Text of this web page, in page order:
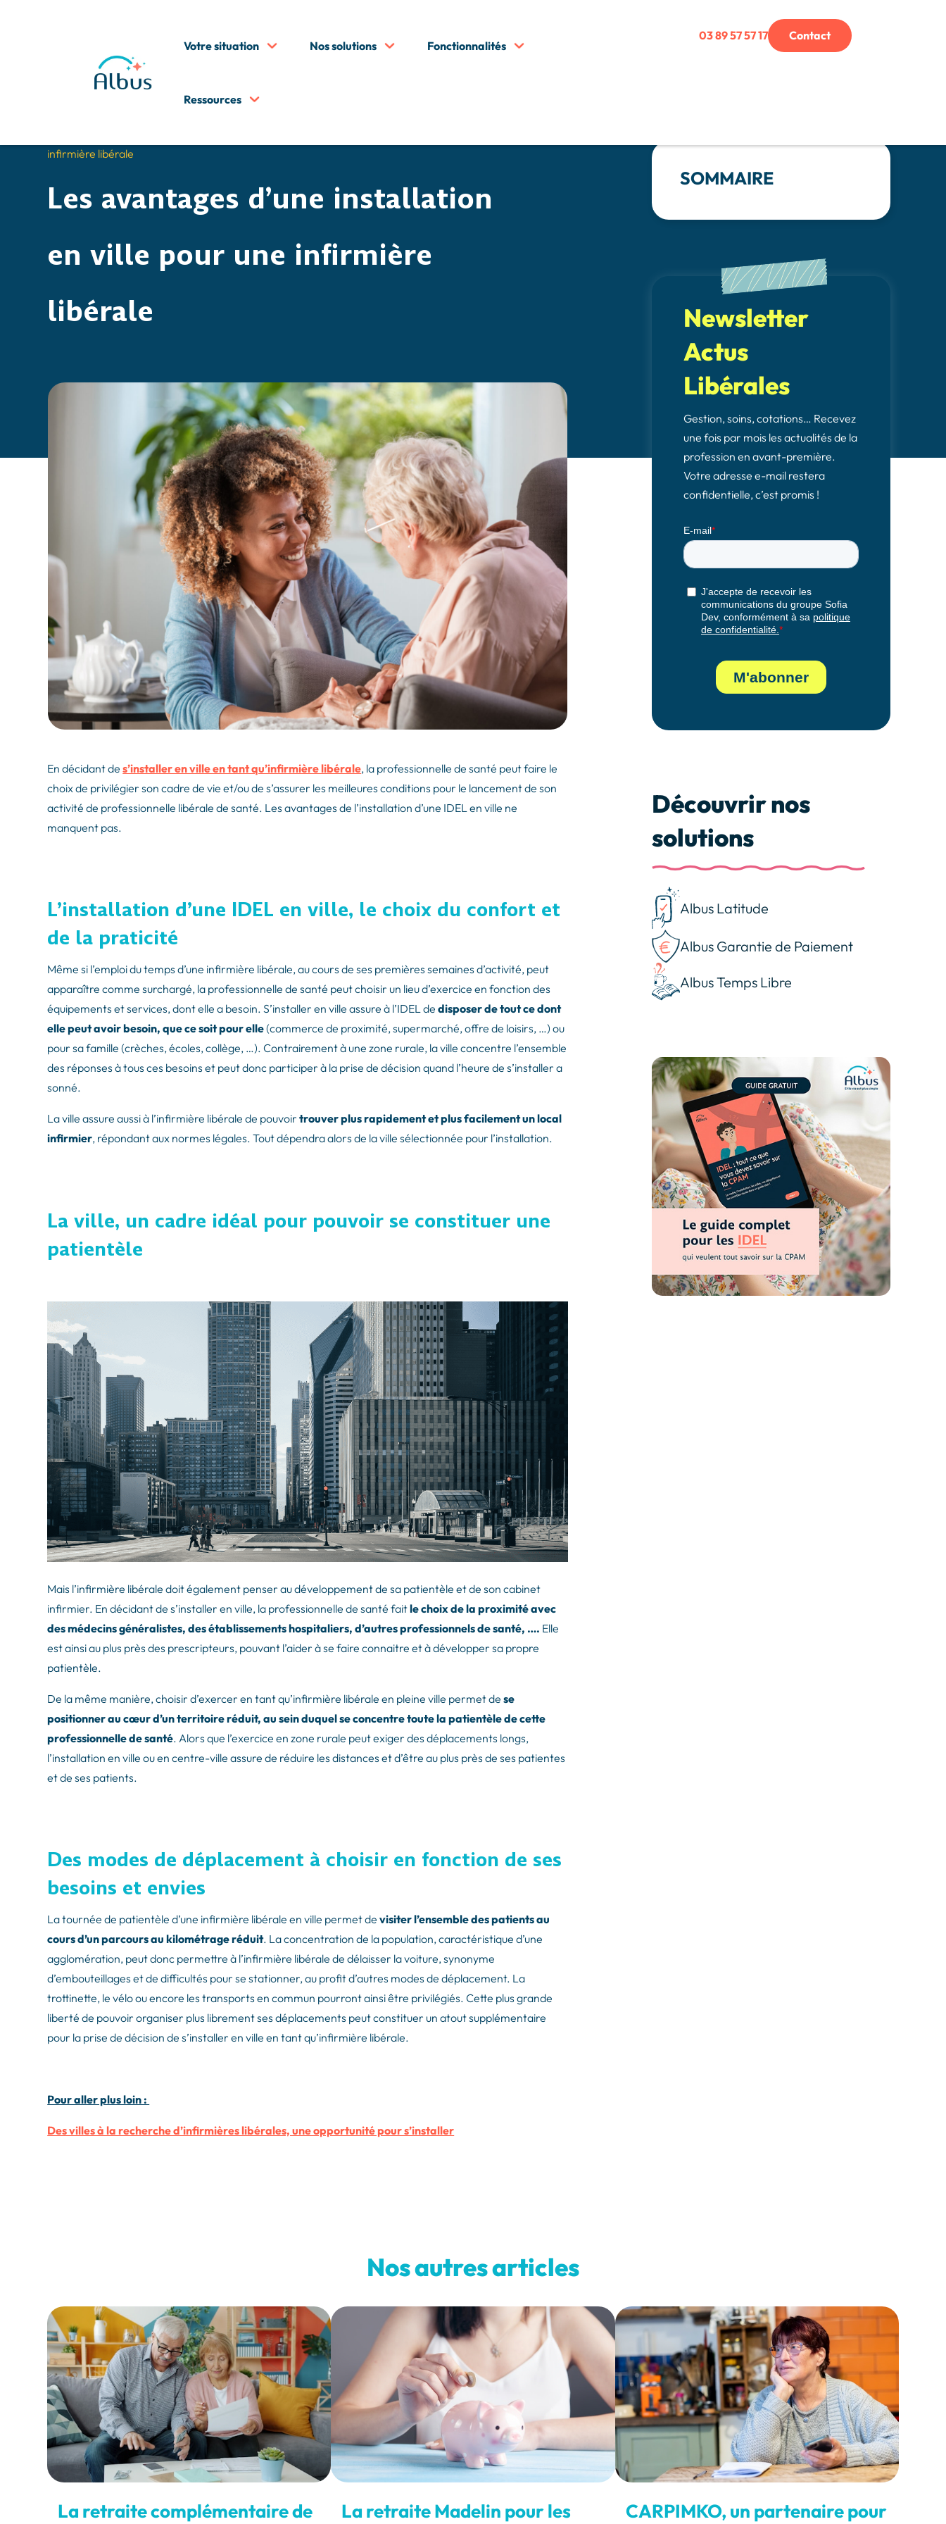
Votre situation Nos solutions Fonctionnalités
Ressources
03 89 57 57 17 Contact
infirmière libérale
Les avantages d’une installation
en ville pour une infirmière
libérale
En décidant des’installer en ville en tant qu’infirmière libérale, la professionnelle de santé peut faire le
choix de privilégier son cadre de vie et/ou de s’assurer les meilleures conditions pour le lancement de son
activité de professionnelle libérale de santé. Les avantages de l’installation d’une IDEL en ville ne
manquent pas.
L’installation d’une IDEL en ville, le choix du confort et
de la praticité
Même si l’emploi du temps d’une infirmière libérale, au cours de ses premières semaines d’activité, peut
apparaître comme surchargé, la professionnelle de santé peut choisir un lieu d’exercice en fonction des
équipements et services, dont elle a besoin. S’installer en ville assure à l’IDEL dedisposer de tout ce dont
elle peut avoir besoin, que ce soit pour elle(commerce de proximité, supermarché, offre de loisirs, …) ou
pour sa famille (crèches, écoles, collège, …). Contrairement à une zone rurale, la ville concentre l’ensemble
des réponses à tous ces besoins et peut donc participer à la prise de décision quand l’heure de s’installer a
sonné.
La ville assure aussi à l’infirmière libérale de pouvoir trouver plus rapidement et plus facilement un local
infirmier, répondant aux normes légales. Tout dépendra alors de la ville sélectionnée pour l’installation.
La ville, un cadre idéal pour pouvoir se constituer une
patientèle
Mais l’infirmière libérale doit également penser au développement de sa patientèle et de son cabinet
infirmier. En décidant de s’installer en ville, la professionnelle de santé faitle choix de la proximité avec
des médecins généralistes, des établissements hospitaliers, d’autres professionnels de santé, …. Elle
est ainsi au plus près des prescripteurs, pouvant l’aider à se faire connaitre et à développer sa propre
patientèle.
De la même manière, choisir d’exercer en tant qu’infirmière libérale en pleine ville permet dese
positionner au cœur d’un territoire réduit, au sein duquel se concentre toute la patientèle de cette
professionnelle de santé. Alors que l’exercice en zone rurale peut exiger des déplacements longs,
l’installation en ville ou en centre-ville assure de réduire les distances et d’être au plus près de ses patientes
et de ses patients.
Des modes de déplacement à choisir en fonction de ses
besoins et envies
La tournée de patientèle d’une infirmière libérale en ville permet devisiter l’ensemble des patients au
cours d’un parcours au kilométrage réduit. La concentration de la population, caractéristique d’une
agglomération, peut donc permettre à l’infirmière libérale de délaisser la voiture, synonyme
d’embouteillages et de difficultés pour se stationner, au profit d’autres modes de déplacement. La
trottinette, le vélo ou encore les transports en commun pourront ainsi être privilégiés. Cette plus grande
liberté de pouvoir organiser plus librement ses déplacements peut constituer un atout supplémentaire
pour la prise de décision de s’installer en ville en tant qu’infirmière libérale.
Pour aller plus loin :
Des villes à la recherche d’infirmières libérales, une opportunité pour s’installer
SOMMAIRE
Newsletter
Actus
Libérales
Gestion, soins, cotations… Recevez
une fois par mois les actualités de la
profession en avant-première.
Votre adresse e-mail restera
confidentielle, c’est promis !
Découvrir nos
solutions
Albus Latitude
Albus Garantie de Paiement
Albus Temps Libre
Nos autres articles
La retraite complémentaire de
La retraite Madelin pour les
CARPIMKO, un partenaire pour